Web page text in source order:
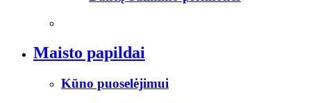
Maisto papildai
Kūno puoselėjimui